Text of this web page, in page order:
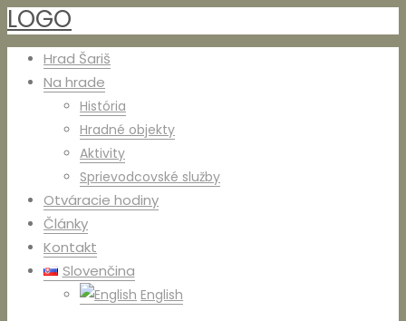
LOGO
Hrad Šariš
Na hrade
História
Hradné objekty
Aktivity
Sprievodcovské služby
Otváracie hodiny
Články
Kontakt
Slovenčina
English